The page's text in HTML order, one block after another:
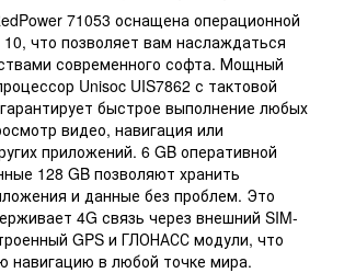
71053 оснащена операционной
что позволяет вам наслаждаться
современного софта. Мощный
Unisoc UIS7862 с тактовой
быстрое выполнение любых
видео, навигация или
приложений. 6 GB оперативной
128 GB позволяют хранить
и данные без проблем. Это
4G связь через внешний SIM-
GPS и ГЛОНАСС модули, что
навигацию в любой точке мира.